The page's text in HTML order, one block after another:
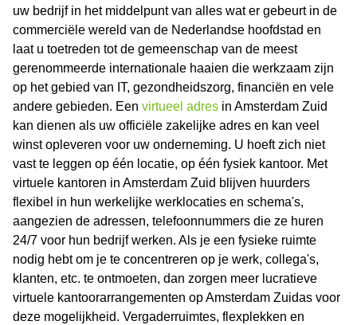
uw bedrijf in het middelpunt van alles wat er gebeurt in de
commerciële wereld van de Nederlandse hoofdstad en
laat u toetreden tot de gemeenschap van de meest
gerenommeerde internationale haaien die werkzaam zijn
op het gebied van IT, gezondheidszorg, financiën en vele
andere gebieden. Een virtueel adres in Amsterdam Zuid
kan dienen als uw officiële zakelijke adres en kan veel
winst opleveren voor uw onderneming. U hoeft zich niet
vast te leggen op één locatie, op één fysiek kantoor. Met
virtuele kantoren in Amsterdam Zuid blijven huurders
flexibel in hun werkelijke werklocaties en schema's,
aangezien de adressen, telefoonnummers die ze huren
24/7 voor hun bedrijf werken. Als je een fysieke ruimte
nodig hebt om je te concentreren op je werk, collega's,
klanten, etc. te ontmoeten, dan zorgen meer lucratieve
virtuele kantoorarrangementen op Amsterdam Zuidas voor
deze mogelijkheid. Vergaderruimtes, flexplekken en